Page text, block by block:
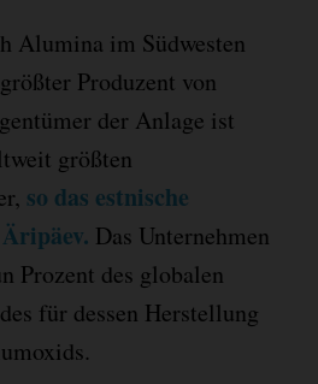
Alumina im Südwesten
Produzent von
der Anlage ist
größten
so das estnische
Das Unternehmen
Prozent des globalen
für dessen Herstellung